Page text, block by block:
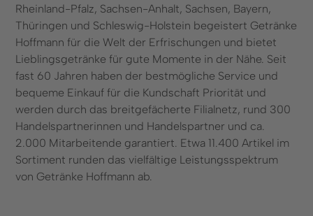
Rheinland-Pfalz, Sachsen-Anhalt, Sachsen, Bayern,
Thüringen und Schleswig-Holstein begeistert Getränke
Hoffmann für die Welt der Erfrischungen und bietet
Lieblingsgetränke für gute Momente in der Nähe. Seit
fast 60 Jahren haben der bestmögliche Service und
bequeme Einkauf für die Kundschaft Priorität und
werden durch das breitgefächerte Filialnetz, rund 300
Handelspartnerinnen und Handelspartner und ca.
2.000 Mitarbeitende garantiert. Etwa 11.400 Artikel im
Sortiment runden das vielfältige Leistungsspektrum
von Getränke Hoffmann ab.